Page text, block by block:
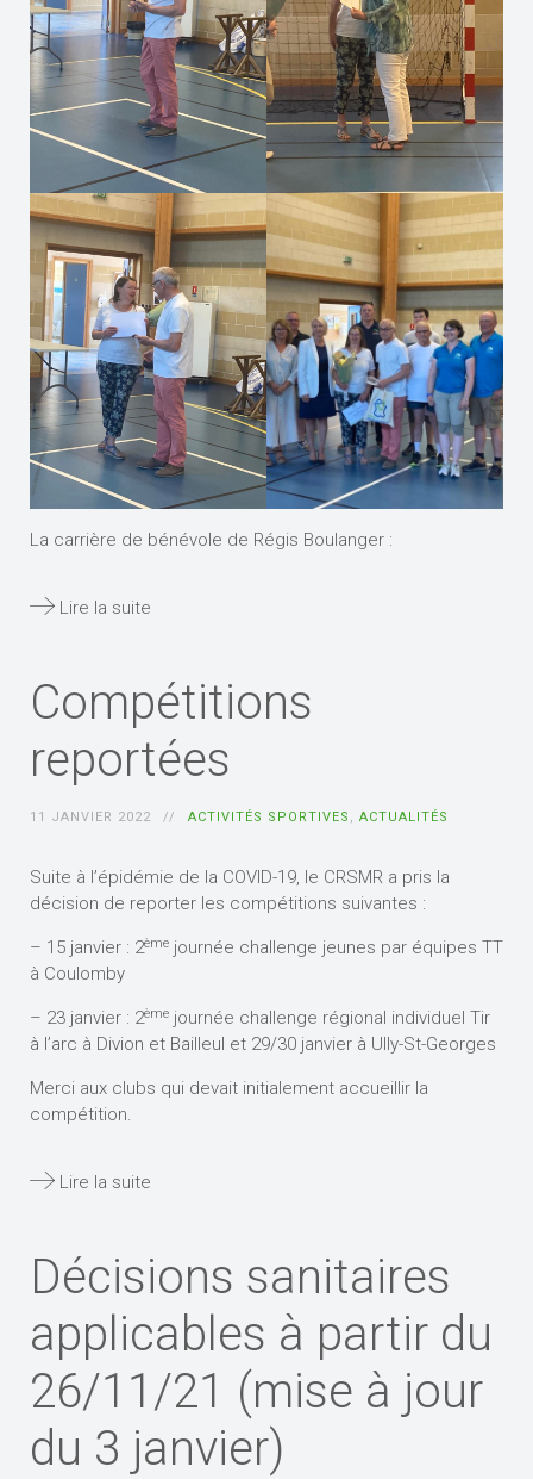
La carrière de bénévole de Régis Boulanger :
Lire la suite
Compétitions
reportées
11 JANVIER 2022 ACTIVITÉS SPORTIVES , ACTUALITÉS
Suite à l’épidémie de la COVID-19, le CRSMR a pris la
décision de reporter les compétitions suivantes :
– 15 janvier : 2ème journée challenge jeunes par équipes TT
à Coulomby
– 23 janvier : 2ème journée challenge régional individuel Tir
à l’arc à Divion et Bailleul et 29/30 janvier à Ully-St-Georges
Merci aux clubs qui devait initialement accueillir la
compétition.
Lire la suite
Décisions sanitaires
applicables à partir du
26/11/21 (mise à jour
du 3 janvier)